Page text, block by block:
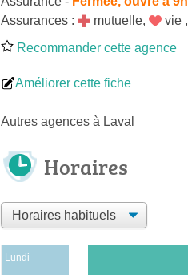
Assurances :
mutuelle, vie ,
Recommander cette agence
Améliorer cette fiche
Autres agences à Laval
Horaires
Lundi